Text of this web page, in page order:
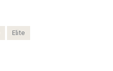
Elite